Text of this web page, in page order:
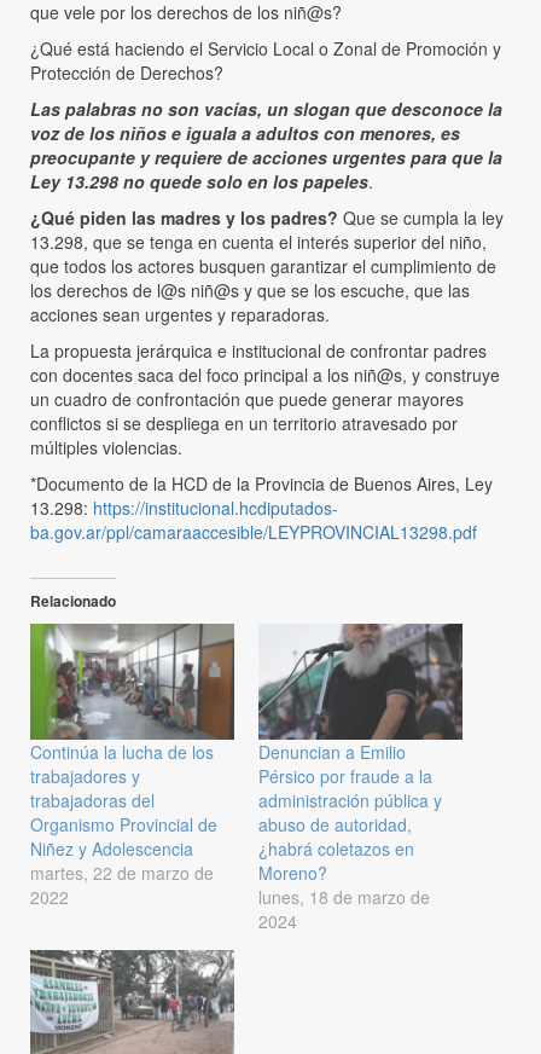
que vele por los derechos de los niñ@s?
¿Qué está haciendo el Servicio Local o Zonal de Promoción y
Protección de Derechos?
Las palabras no son vacías, un slogan que desconoce la
voz de los niños e iguala a adultos con menores, es
preocupante y requiere de acciones urgentes para que la
Ley 13.298 no quede solo en los papeles.
¿Qué piden las madres y los padres? Que se cumpla la ley
13.298, que se tenga en cuenta el interés superior del niño,
que todos los actores busquen garantizar el cumplimiento de
los derechos de l@s niñ@s y que se los escuche, que las
acciones sean urgentes y reparadoras.
La propuesta jerárquica e institucional de confrontar padres
con docentes saca del foco principal a los niñ@s, y construye
un cuadro de confrontación que puede generar mayores
conflictos si se despliega en un territorio atravesado por
múltiples violencias.
*Documento de la HCD de la Provincia de Buenos Aires, Ley
13.298: https://institucional.hcdiputados-
ba.gov.ar/ppl/camaraaccesible/LEYPROVINCIAL13298.pdf
Relacionado
Continúa la lucha de los
trabajadores y
trabajadoras del
Organismo Provincial de
Niñez y Adolescencia
martes, 22 de marzo de
2022
Denuncian a Emilio
Pérsico por fraude a la
administración pública y
abuso de autoridad,
¿habrá coletazos en
Moreno?
lunes, 18 de marzo de
2024